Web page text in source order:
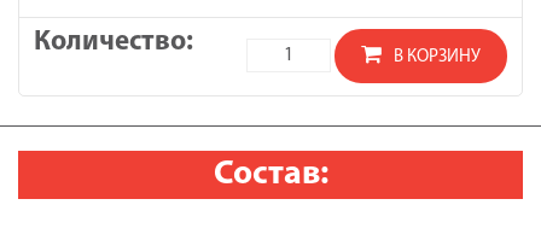
Количество
АССОРТИ
Holistic
В КОРЗИНУ
Состав: